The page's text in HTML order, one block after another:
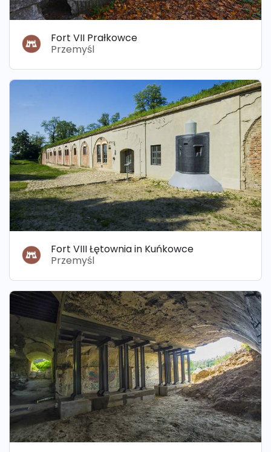
Fort VII Prałkowce
Przemyśl
Fort VIII Łętownia in Kuńkowce
Przemyśl